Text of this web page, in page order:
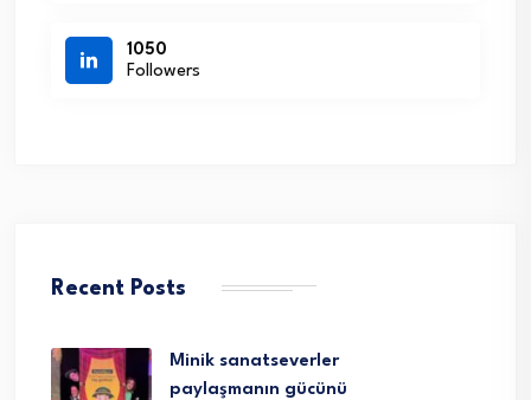
1050
Followers
Recent Posts
Minik sanatseverler
paylaşmanın gücünü